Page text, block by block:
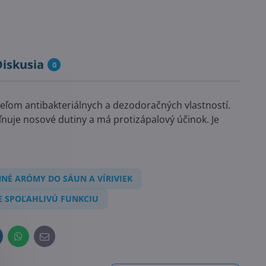
0
antibakteriálnych a dezodoračných vlastností.
nosové dutiny a má protizápalový účinok. Je
ARÓMY DO SÁUN A VÍRIVIEK
SPOĽAHLIVÚ FUNKCIU
WhatsApp
E-
mail